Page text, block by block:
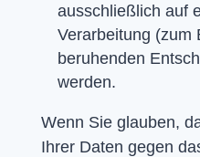
ausschließlich auf
Verarbeitung (zum
beruhenden
werden.
Wenn Sie glauben,
Ihrer Daten gegen